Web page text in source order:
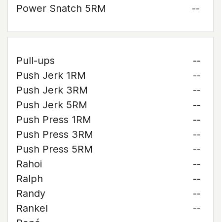
Power Snatch 5RM
--
Pull-ups
--
Push Jerk 1RM
--
Push Jerk 3RM
--
Push Jerk 5RM
--
Push Press 1RM
--
Push Press 3RM
--
Push Press 5RM
--
Rahoi
--
Ralph
--
Randy
--
Rankel
--